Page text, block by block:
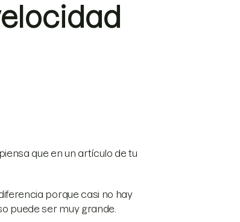
que en un artículo de tu
porque casi no hay
puede ser muy grande.